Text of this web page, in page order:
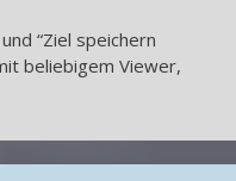
“Ziel speichern
beliebigem Viewer,